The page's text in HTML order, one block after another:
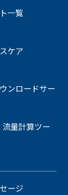
一覧
ケア
ンロードサー
流量計算ツー
ージ